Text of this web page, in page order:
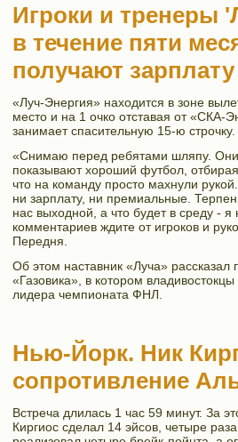
Игроки и тренеры
в течение пяти
получают зарплату
«Луч-Энергия» находится в зоне
место и на 1 очко отставая от «СКА-
занимает спасительную 15-ю строчку.
«Снимаю перед ребятами шляпу. Они
показывают хороший футбол,
что на команду просто махнули
ни зарплату, ни премиальные.
нас выходной, а что будет в среду -
комментариев ждите от игроков и
Передня.
Об этом наставник «Луча» рассказал
«Газовика», в котором
лидера чемпионата ФНЛ.
Нью-Йорк. Ник
сопротивление
Встреча длилась 1 час 59 минут. За
Киргиос сделал 14 эйсов, четыре